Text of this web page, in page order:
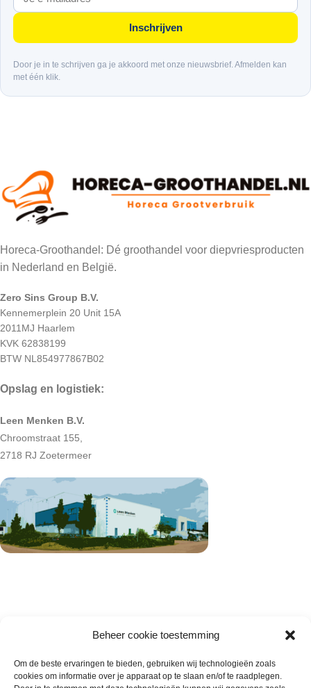
Beheer cookie toestemming
Om de beste ervaringen te bieden, gebruiken wij technologieën zoals
cookies om informatie over je apparaat op te slaan en/of te raadplegen.
Inschrijven
Door je in te schrijven ga je akkoord met onze nieuwsbrief. Afmelden kan
met één klik.
Horeca-Groothandel: Dé groothandel voor diepvriesproducten
in Nederland en België.
Zero Sins Group B.V.
Kennemerplein 20 Unit 15A
2011MJ Haarlem
KVK 62838199
BTW NL854977867B02
Opslag en logistiek:
Leen Menken B.V.
Chroomstraat 155,
2718 RJ Zoetermeer